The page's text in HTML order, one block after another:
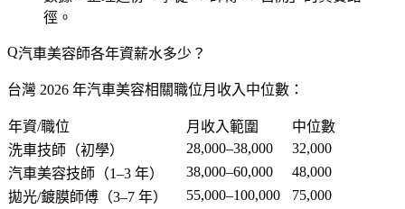
徑。
汽車美容師各年資薪水多少？
台灣 2026 年汽車美容相關職位月收入中位數：
年資/職位 月收入範圍
中位數
洗車技師（初學）
28,000–38,000
32,000
汽車美容技師（1–3 年）
38,000–60,000
48,000
拋光/鍍膜師傅（3–7 年）
55,000–100,000
75,000